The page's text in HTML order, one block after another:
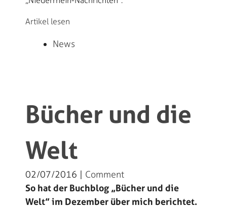
Artikel lesen
News
Bücher und die
Welt
02/07/2016 | Comment
So hat der Buchblog „Bücher und die
Welt” im Dezember über mich berichtet.